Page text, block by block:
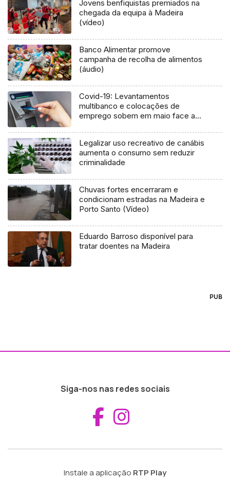
Jovens benfiquistas premiados na
chegada da equipa à Madeira
(vídeo)
Banco Alimentar promove
campanha de recolha de alimentos
(áudio)
Covid-19: Levantamentos
multibanco e colocações de
emprego sobem em maio face a
Legalizar uso recreativo de canábis
aumenta o consumo sem reduzir
criminalidade
Chuvas fortes encerraram e
condicionam estradas na Madeira e
Porto Santo (Vídeo)
Eduardo Barroso disponível para
tratar doentes na Madeira
PUB
Siga-nos nas redes sociais
Aceder ao
Instale a aplicação RTP Play